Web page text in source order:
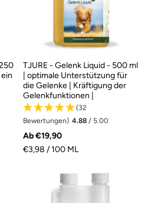
TJURE - Gelenk Liquid - 500 ml
| optimale Unterstützung für
die Gelenke | Kräftigung der
Gelenkfunktionen |
(32
Bewertungen) 4.88 / 5.00
Ab €19,90
€3,98 / 100 ML